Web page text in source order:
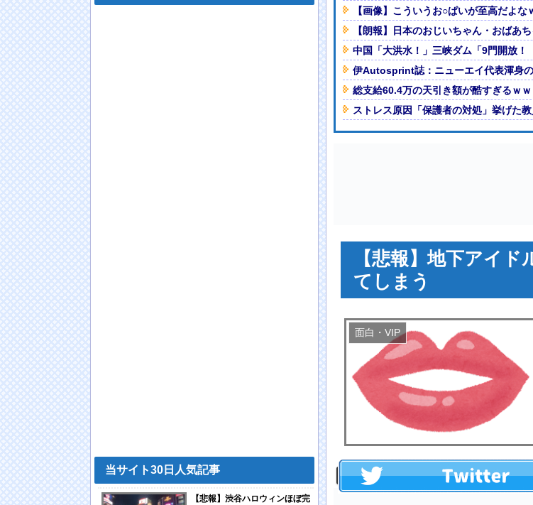
海外「日本人はなんて気高いんだ！」 英高級紙も驚愕した極限の中の日本人の
【動画】ロシアの空挺兵、パラシュートが開かずに墜落してしまう。 NEW!
【画像】円熟味を増したグラドル、デカケツをガラスに押し付け悩殺wwwwww
インドカレーに来たら電子レンジのチンって音が二回してビリヤニが出てきた
【動画】三上悠亜さん「ビーチクみえてるけど、気づかんふりしとこ」 NEW!
【画像
「洋画
【悲報
Powered
【画像】こういうお○ぱいが至高だよな
【朗報】日本のおじいちゃん・おばあ
中国「大洪水！」三峡ダム「9門開放
伊Autosprint誌：ニューエイ代表渾身
総支給60.4万の天引き額が酷すぎるｗｗ
ストレス原因「保護者の対処」挙げた
【悲報】地下アイ
てしまう
面白・VIP
当サイト30日人気記事
【悲報】渋谷ハロウィンほぼ完